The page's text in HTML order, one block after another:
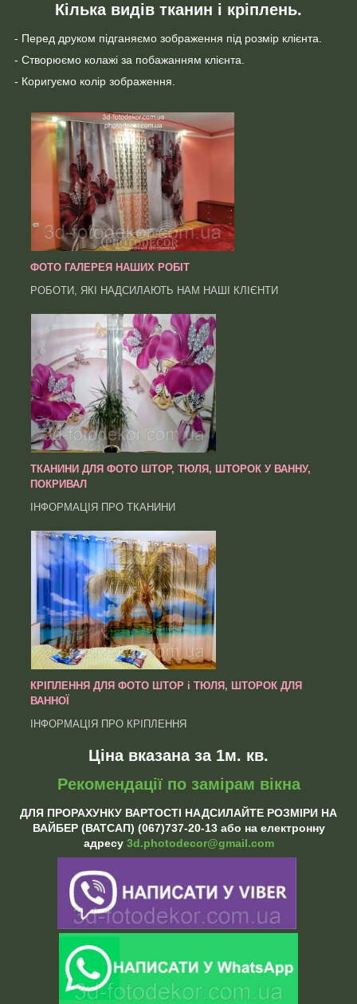
Кілька видів тканин і кріплень.
- Перед друком підганяємо зображення під розмір клієнта.
- Створюємо колажі за побажанням клієнта.
- Коригуємо колір зображення.
ФОТО ГАЛЕРЕЯ НАШИХ РОБІТ
РОБОТИ, ЯКІ НАДСИЛАЮТЬ НАМ НАШІ КЛІЄНТИ
ТКАНИНИ ДЛЯ ФОТО ШТОР, ТЮЛЯ, ШТОРОК У ВАННУ,
ПОКРИВАЛ
ІНФОРМАЦІЯ ПРО ТКАНИНИ
КРІПЛЕННЯ ДЛЯ ФОТО ШТОР і ТЮЛЯ, ШТОРОК ДЛЯ
ВАННОЇ
ІНФОРМАЦІЯ ПРО КРІПЛЕННЯ
Ціна вказана за 1м. кв.
Рекомендації по замірам вікна
ДЛЯ ПРОРАХУНКУ ВАРТОСТІ НАДСИЛАЙТЕ РОЗМІРИ НА
ВАЙБЕР (ВАТСАП) (067)737-20-13 або на електронну
адресу 3d.photodecor@gmail.com